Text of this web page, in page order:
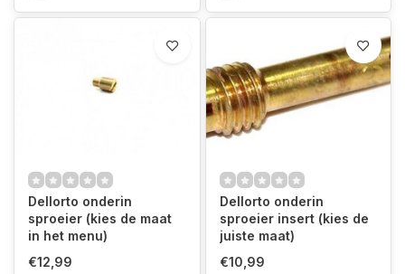
Dellorto onderin
sproeier (kies de maat
in het menu)
€12,99
Dellorto onderin
sproeier insert (kies de
juiste maat)
€10,99